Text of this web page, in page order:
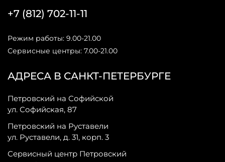
АДРЕСА В САНКТ-ПЕТЕРБУРГЕ
Петровский на Софийской
ул. Софийская, 87
Петровский на Руставели
ул. Руставели, д. 31, корп. 3
Сервисный центр Петровский
+7 (812) 702-11-11
Режим работы: 9.00-21.00
Сервисные центры: 7.00-21.00